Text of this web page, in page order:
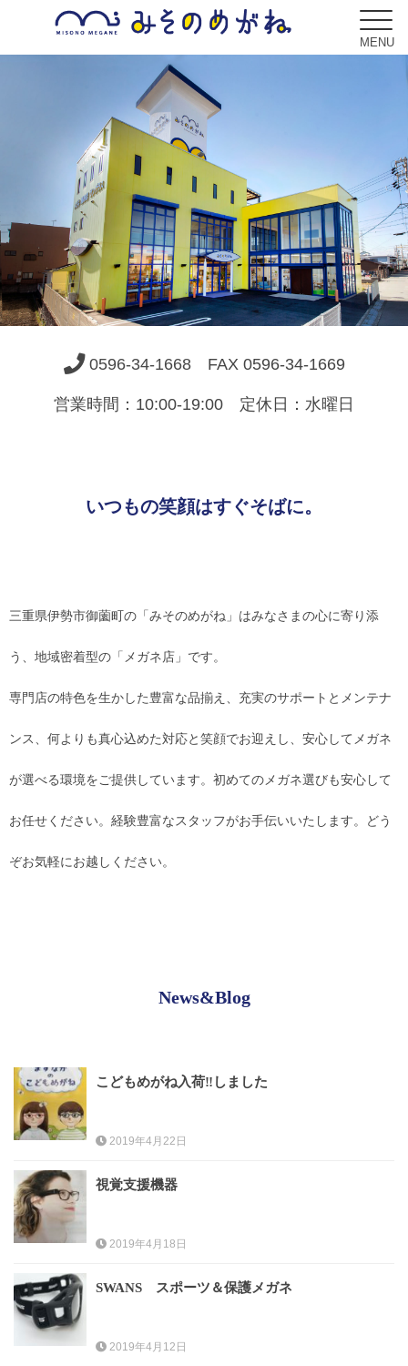
MENU
コンセプト
サービス
Service
フレーム
補聴器
Access
お問合せ
0596-34-1668FAX 0596-34-1669
営業時間：10:00-19:00 定休日：水曜日
いつもの笑顔はすぐそばに。
三重県伊勢市御薗町の「みそのめがね」はみなさまの心に寄り添
う、地域密着型の「メガネ店」です。
専門店の特色を生かした豊富な品揃え、充実のサポートとメンテナ
ンス、何よりも真心込めた対応と笑顔でお迎えし、安心してメガネ
が選べる環境をご提供しています。初めてのメガネ選びも安心して
お任せください。経験豊富なスタッフがお手伝いいたします。どう
ぞお気軽にお越しください。
News&Blog
こどもめがね入荷‼しました
2019年4月22日
視覚支援機器
2019年4月18日
SWANS スポーツ＆保護メガネ
2019年4月12日